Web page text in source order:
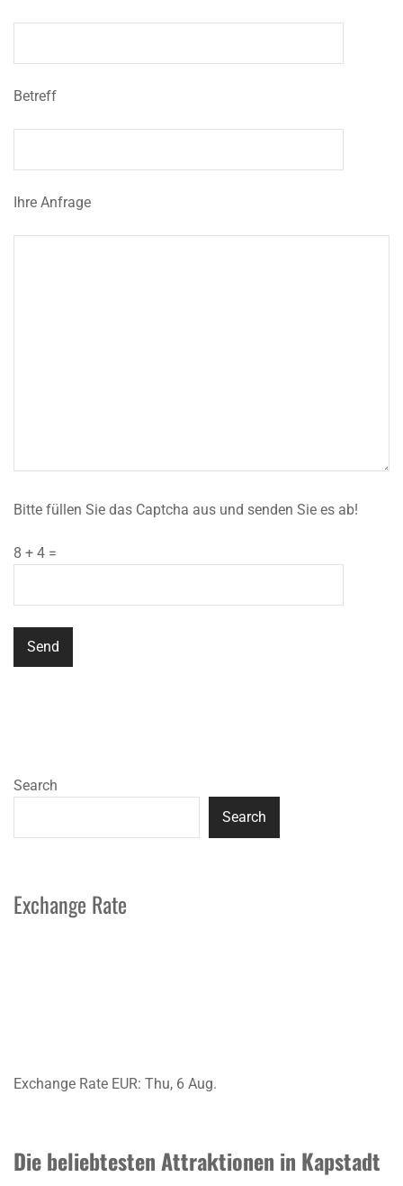
Betreff
Ihre Anfrage
Bitte füllen Sie das Captcha aus und senden Sie es ab!
8 + 4 =
Search
Search
Exchange Rate
Exchange Rate EUR: Thu, 6 Aug.
Die beliebtesten Attraktionen in Kapstadt